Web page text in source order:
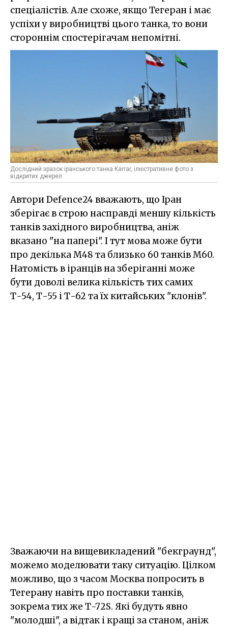
спеціалістів. Але схоже, якщо Тегеран і має
успіхи у виробництві цього танка, то вони
стороннім спостерігачам непомітні.
Дослідний зразок іранського танка Karrar, ілюстративне фото з
відкритих джерел
Автори Defence24 вважають, що Іран
зберігає в строю насправді меншу кількість
танків західного виробництва, аніж
вказано "на папері". І тут мова може бути
про декілька М48 та близько 60 танків М60.
Натомість в іранців на зберіганні може
бути доволі велика кількість тих самих
Т-54, Т-55 і Т-62 та їх китайських "клонів".
Зважаючи на вищевикладений "бекграунд",
можемо моделювати таку ситуацію. Цілком
можливо, що з часом Москва попросить в
Тегерану навіть про поставки танків,
зокрема тих же Т-72S. Які будуть явно
"молодші", а відтак і кращі за станом, аніж